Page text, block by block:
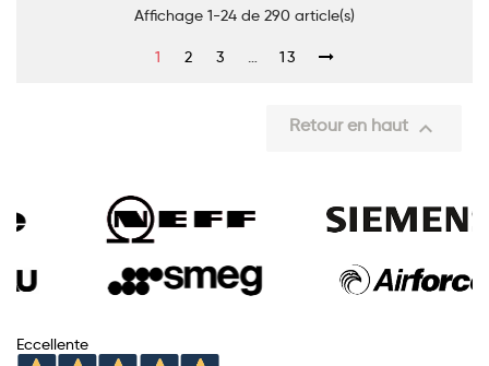
Affichage 1-24 de 290 article(s)
1 2 3 … 13
Retour en haut 
Eccellente